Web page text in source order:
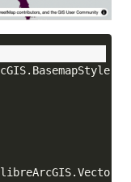
. BasemapStyle.
.